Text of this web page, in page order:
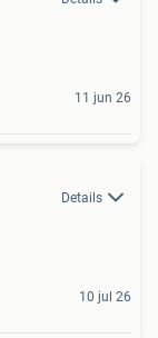
11 jun 26
Details
10 jul 26